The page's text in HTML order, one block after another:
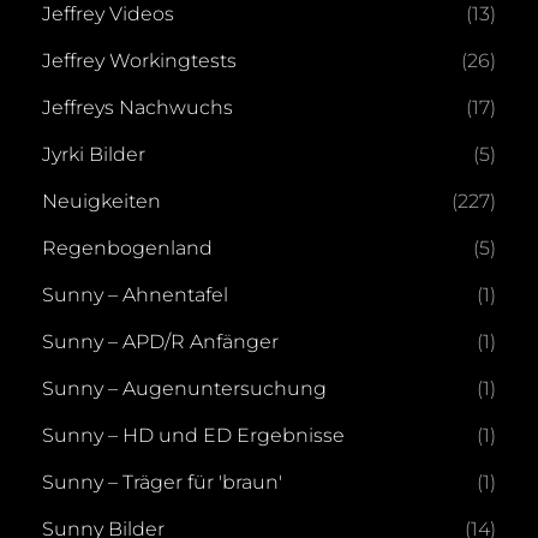
Jeffrey Videos (13)
Jeffrey Workingtests (26)
Jeffreys Nachwuchs (17)
Jyrki Bilder (5)
Neuigkeiten (227)
Regenbogenland (5)
Sunny – Ahnentafel (1)
Sunny – APD/R Anfänger (1)
Sunny – Augenuntersuchung (1)
Sunny – HD und ED Ergebnisse (1)
Sunny – Träger für 'braun' (1)
Sunny Bilder (14)